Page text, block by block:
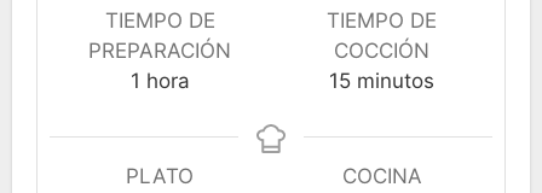
TIEMPO DE
PREPARACIÓN
1 hora
hora
TIEMPO DE
COCCIÓN
15minutos
minutos
PLATO
COCINA